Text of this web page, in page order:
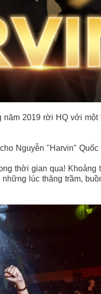
2019 rời HQ với một
Nguyễn "Harvin" Quốc
thời gian qua! Khoảng
lúc thăng trầm,